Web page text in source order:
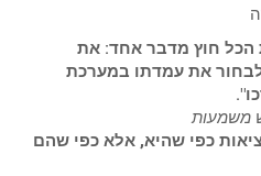
חוץ מדבר אחד: את
את עמדתו במערכת
כפי שהיא, אלא כפי שהם